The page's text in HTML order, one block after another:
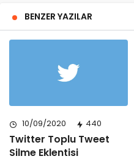
BENZER YAZILAR
10/09/2020 440
Twitter Toplu Tweet
Silme Eklentisi